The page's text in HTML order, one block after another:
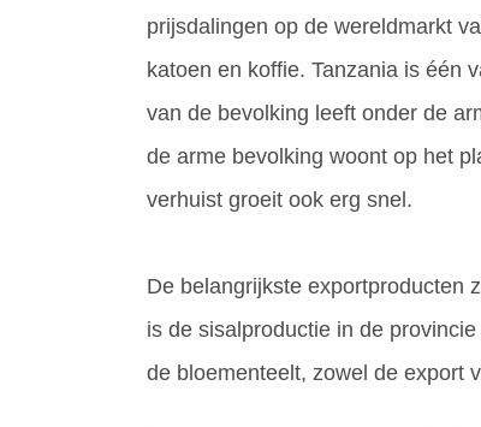
prijsdalingen op de wereldmarkt
katoen en koffie. Tanzania is één
van de bevolking leeft onder de
de arme bevolking woont op het
verhuist groeit ook erg snel.
De belangrijkste exportproducten
is de sisalproductie in de
de bloementeelt, zowel de export